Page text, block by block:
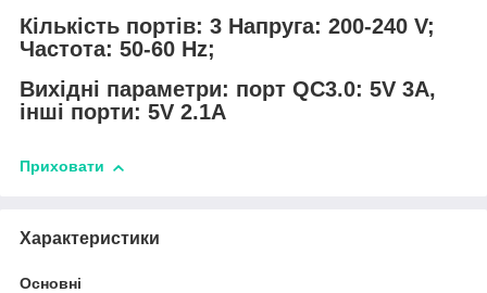
Кількість портів: 3 Напруга: 200-240 V;
Частота: 50-60 Hz;
Вихідні параметри: порт QC3.0: 5V 3A,
інші порти: 5V 2.1A
Приховати
Характеристики
Основні